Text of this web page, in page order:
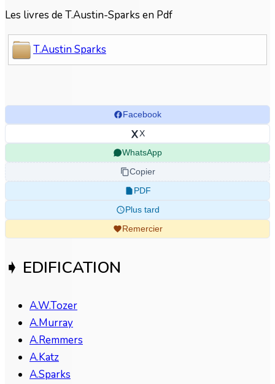
Les livres de T.Austin-Sparks en Pdf
T.Austin Sparks
Facebook
X
WhatsApp
Copier
PDF
Plus tard
Remercier
➧ EDIFICATION
A.W.Tozer
A.Murray
A.Remmers
A.Katz
A.Sparks